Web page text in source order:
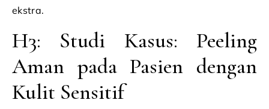
ekstra.
H3: Studi Kasus: Peeling
Aman pada Pasien dengan
Kulit Sensitif